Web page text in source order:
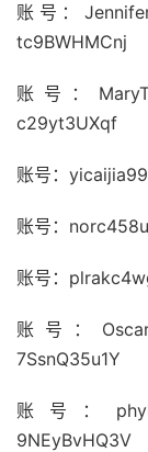
账号：
tc9BWHMCnj
账号：
c29yt3UXqf
账号：
账号：
账号：
账号：
7SsnQ35u1Y
账号：
9NEyBvHQ3V